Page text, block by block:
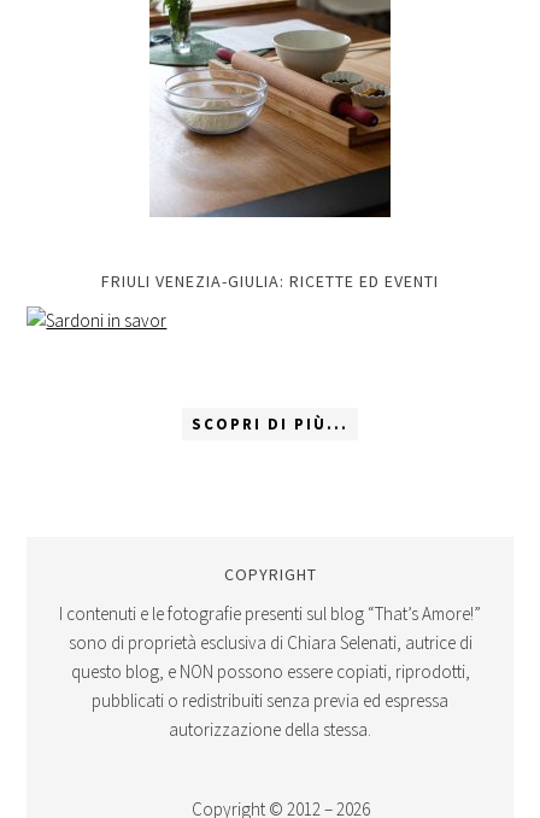
FRIULI VENEZIA-GIULIA: RICETTE ED EVENTI
SCOPRI DI PIÙ...
COPYRIGHT
I contenuti e le fotografie presenti sul blog “That’s Amore!”
sono di proprietà esclusiva di Chiara Selenati, autrice di
questo blog, e NON possono essere copiati, riprodotti,
pubblicati o redistribuiti senza previa ed espressa
autorizzazione della stessa.
Copyright © 2012 – 2026